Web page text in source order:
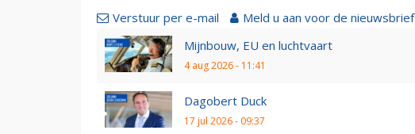
Verstuur per e-mail Meld u aan voor de nieuwsbrief
Mijnbouw, EU en luchtvaart
4 aug 2026 - 11:41
Dagobert Duck
17 jul 2026 - 09:37